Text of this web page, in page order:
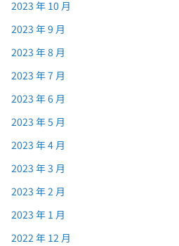
2023 年 10 月
2023 年 9 月
2023 年 8 月
2023 年 7 月
2023 年 6 月
2023 年 5 月
2023 年 4 月
2023 年 3 月
2023 年 2 月
2023 年 1 月
2022 年 12 月